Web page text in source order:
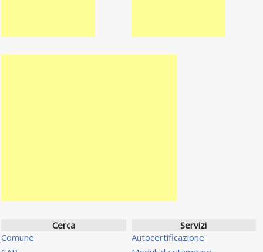
Cerca
Comune
Servizi
Autocertificazione